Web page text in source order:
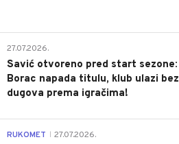
27.07.2026.
Savić otvoreno pred start sezone:
Borac napada titulu, klub ulazi bez
dugova prema igračima!
RUKOMET 27.07.2026.